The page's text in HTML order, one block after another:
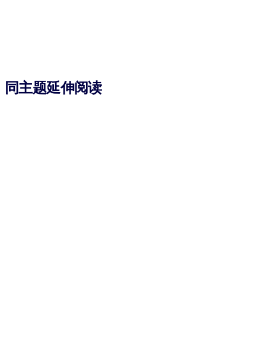
同主题延伸阅读